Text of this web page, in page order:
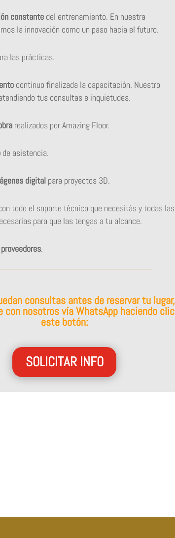
constantedel entrenamiento. En nuestra
la innovación como un paso hacia el futuro.
las prácticas.
continuo finalizada la capacitación. Nuestro
tus consultas e inquietudes.
realizados por Amazing Floor.
de asistencia.
digitalpara proyectos 3D.
todo el soporte técnico que necesitás y todas las
para que las tengas a tu alcance.
proveedores.
consultas antes de reservar tu lugar,
con nosotros vía WhatsApp haciendo clic
este botón:
SOLICITAR INFO